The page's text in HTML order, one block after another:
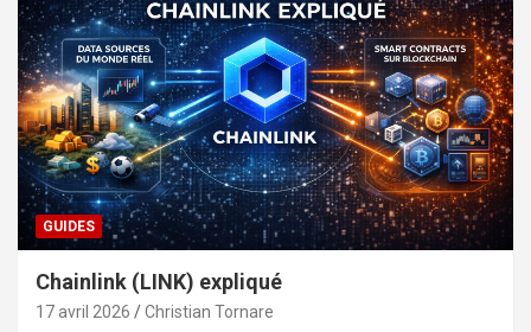
GUIDES
Chainlink (LINK) expliqué
17 avril 2026 Christian Tornare